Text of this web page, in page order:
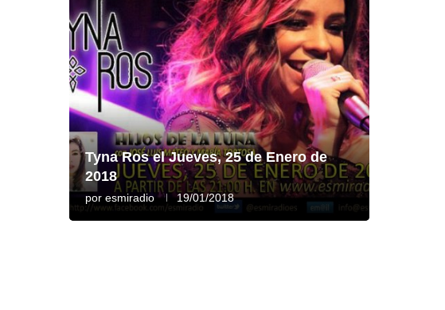
Tyna Ros el Jueves, 25 de Enero de
2018
por esmiradio 19/01/2018